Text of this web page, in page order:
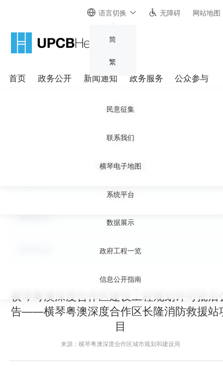
语言切换
简
繁
无障碍 网站地图
首页 政务公开
组织机构
政策法规
财政预决算
采购招标
数据展示
政府工程一览
信息公开指南
新闻通知
通知公告
新闻动态
局内风采
政务服务
业务办理
下载专区
备案企业和人员
系统平台
公众参与
民意征集
联系我们
横琴电子地图
通知公告
横琴粤澳深度合作区建设工程规划许可批后
告——横琴粤澳深度合作区长隆消防救援站
目
来源：横琴粤澳深度合作区城市规划和建设局